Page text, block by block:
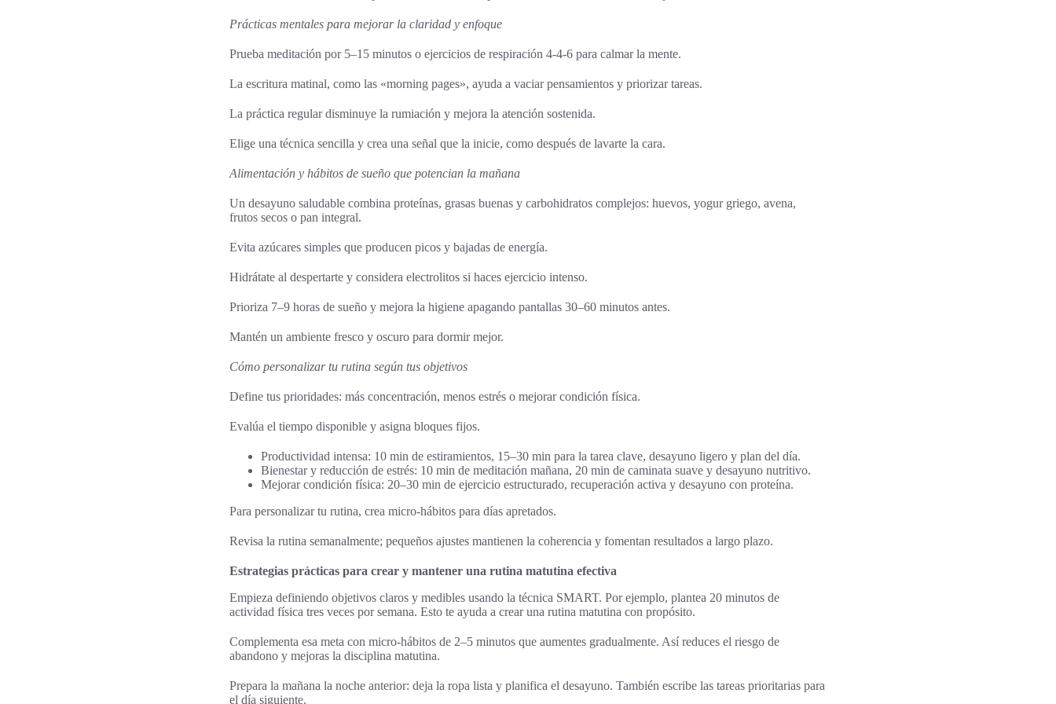
Prácticas mentales para mejorar la claridad y enfoque
Prueba meditación por 5–15 minutos o ejercicios de respiración 4-4-6 para calmar la mente.
La escritura matinal, como las «morning pages», ayuda a vaciar pensamientos y priorizar tareas.
La práctica regular disminuye la rumiación y mejora la atención sostenida.
Elige una técnica sencilla y crea una señal que la inicie, como después de lavarte la cara.
Alimentación y hábitos de sueño que potencian la mañana
Un desayuno saludable combina proteínas, grasas buenas y carbohidratos complejos: huevos, yogur griego, avena,
frutos secos o pan integral.
Evita azúcares simples que producen picos y bajadas de energía.
Hidrátate al despertarte y considera electrolitos si haces ejercicio intenso.
Prioriza 7–9 horas de sueño y mejora la higiene apagando pantallas 30–60 minutos antes.
Mantén un ambiente fresco y oscuro para dormir mejor.
Cómo personalizar tu rutina según tus objetivos
Define tus prioridades: más concentración, menos estrés o mejorar condición física.
Evalúa el tiempo disponible y asigna bloques fijos.
Productividad intensa: 10 min de estiramientos, 15–30 min para la tarea clave, desayuno ligero y plan del día.
Bienestar y reducción de estrés: 10 min de meditación mañana, 20 min de caminata suave y desayuno nutritivo.
Mejorar condición física: 20–30 min de ejercicio estructurado, recuperación activa y desayuno con proteína.
Para personalizar tu rutina, crea micro-hábitos para días apretados.
Revisa la rutina semanalmente; pequeños ajustes mantienen la coherencia y fomentan resultados a largo plazo.
Estrategias prácticas para crear y mantener una rutina matutina efectiva
Empieza definiendo objetivos claros y medibles usando la técnica SMART. Por ejemplo, plantea 20 minutos de
actividad física tres veces por semana. Esto te ayuda a crear una rutina matutina con propósito.
Complementa esa meta con micro-hábitos de 2–5 minutos que aumentes gradualmente. Así reduces el riesgo de
abandono y mejoras la disciplina matutina.
Prepara la mañana la noche anterior: deja la ropa lista y planifica el desayuno. También escribe las tareas prioritarias para
el día siguiente.